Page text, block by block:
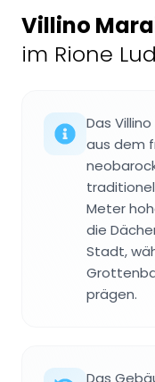
Villino
im Rione
Das
aus dem
Meter
die
Stadt,
prägen.
Das